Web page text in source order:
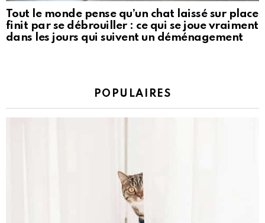
Tout le monde pense qu’un chat laissé sur place
finit par se débrouiller : ce qui se joue vraiment
dans les jours qui suivent un déménagement
POPULAIRES